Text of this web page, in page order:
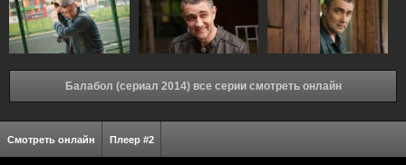
Балабол (сериал 2014) все серии смотреть онлайн
Смотреть онлайн Плеер #2